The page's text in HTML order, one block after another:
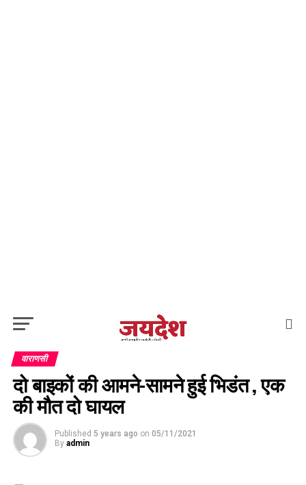
वाराणसी
दो बाइकों की आमने-सामने हुई भिडंत , एक
की मौत दो घायल
Published 5 years ago on 05/11/2021
By admin